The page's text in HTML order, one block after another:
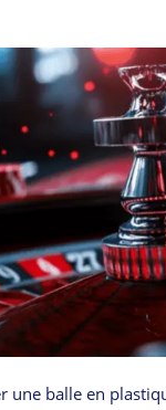
une balle en